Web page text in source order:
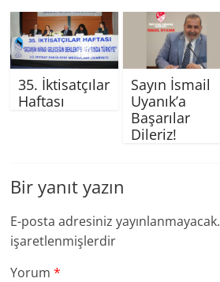
35. İktisatçılar
Haftası
Sayın İsmail
Uyanık’a
Başarılar
Dileriz!
Bir yanıt yazın
E-posta adresiniz yayınlanmayacak.
işaretlenmişlerdir
Yorum*